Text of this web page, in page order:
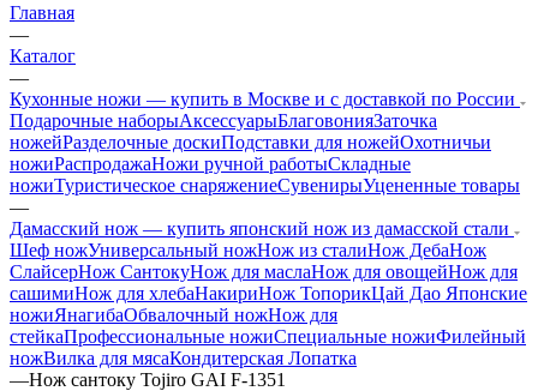
Главная
—
Каталог
—
Кухонные ножи — купить в Москве и с доставкой по России
Подарочные наборыАксессуарыБлаговонияЗаточка
ножейРазделочные доскиПодставки для ножейОхотничьи
ножиРаспродажаНожи ручной работыСкладные
ножиТуристическое снаряжениеСувенирыУцененные товары
—
Дамасский нож — купить японский нож из дамасской стали
Шеф ножУниверсальный ножНож из сталиНож ДебаНож
СлайсерНож СантокуНож для маслаНож для овощейНож для
сашимиНож для хлебаНакириНож ТопорикЦай Дао Японские
ножиЯнагибаОбвалочный ножНож для
стейкаПрофессиональные ножиСпециальные ножиФилейный
ножВилка для мясаКондитерская Лопатка
—Нож сантоку Tojiro GAI F-1351